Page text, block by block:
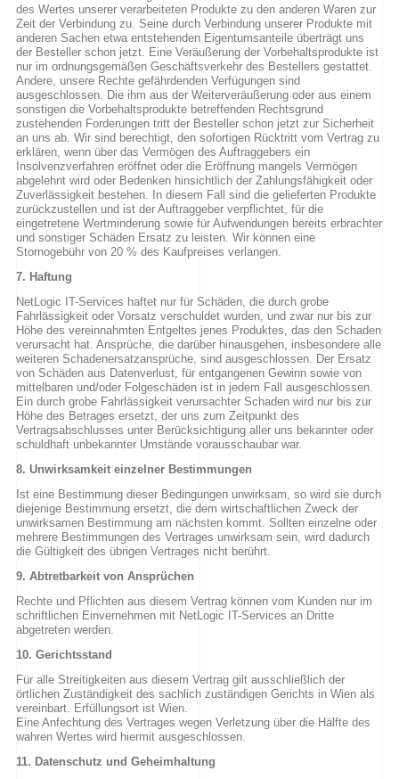
des Wertes unserer verarbeiteten Produkte zu den anderen Waren zur
Zeit der Verbindung zu. Seine durch Verbindung unserer Produkte mit
anderen Sachen etwa entstehenden Eigentumsanteile überträgt uns
der Besteller schon jetzt. Eine Veräußerung der Vorbehaltsprodukte ist
nur im ordnungsgemäßen Geschäftsverkehr des Bestellers gestattet.
Andere, unsere Rechte gefährdenden Verfügungen sind
ausgeschlossen. Die ihm aus der Weiterveräußerung oder aus einem
sonstigen die Vorbehaltsprodukte betreffenden Rechtsgrund
zustehenden Forderungen tritt der Besteller schon jetzt zur Sicherheit
an uns ab. Wir sind berechtigt, den sofortigen Rücktritt vom Vertrag zu
erklären, wenn über das Vermögen des Auftraggebers ein
Insolvenzverfahren eröffnet oder die Eröffnung mangels Vermögen
abgelehnt wird oder Bedenken hinsichtlich der Zahlungsfähigkeit oder
Zuverlässigkeit bestehen. In diesem Fall sind die gelieferten Produkte
zurückzustellen und ist der Auftraggeber verpflichtet, für die
eingetretene Wertminderung sowie für Aufwendungen bereits erbrachter
und sonstiger Schäden Ersatz zu leisten. Wir können eine
Stornogebühr von 20 % des Kaufpreises verlangen.
7. Haftung
NetLogic IT-Services haftet nur für Schäden, die durch grobe
Fahrlässigkeit oder Vorsatz verschuldet wurden, und zwar nur bis zur
Höhe des vereinnahmten Entgeltes jenes Produktes, das den Schaden
verursacht hat. Ansprüche, die darüber hinausgehen, insbesondere alle
weiteren Schadenersatzansprüche, sind ausgeschlossen. Der Ersatz
von Schäden aus Datenverlust, für entgangenen Gewinn sowie von
mittelbaren und/oder Folgeschäden ist in jedem Fall ausgeschlossen.
Ein durch grobe Fahrlässigkeit verursachter Schaden wird nur bis zur
Höhe des Betrages ersetzt, der uns zum Zeitpunkt des
Vertragsabschlusses unter Berücksichtigung aller uns bekannter oder
schuldhaft unbekannter Umstände vorausschaubar war.
8. Unwirksamkeit einzelner Bestimmungen
Ist eine Bestimmung dieser Bedingungen unwirksam, so wird sie durch
diejenige Bestimmung ersetzt, die dem wirtschaftlichen Zweck der
unwirksamen Bestimmung am nächsten kommt. Sollten einzelne oder
mehrere Bestimmungen des Vertrages unwirksam sein, wird dadurch
die Gültigkeit des übrigen Vertrages nicht berührt.
9. Abtretbarkeit von Ansprüchen
Rechte und Pflichten aus diesem Vertrag können vom Kunden nur im
schriftlichen Einvernehmen mit NetLogic IT-Services an Dritte
abgetreten werden.
10. Gerichtsstand
Für alle Streitigkeiten aus diesem Vertrag gilt ausschließlich der
örtlichen Zuständigkeit des sachlich zuständigen Gerichts in Wien als
vereinbart. Erfüllungsort ist Wien.
Eine Anfechtung des Vertrages wegen Verletzung über die Hälfte des
wahren Wertes wird hiermit ausgeschlossen.
11. Datenschutz und Geheimhaltung